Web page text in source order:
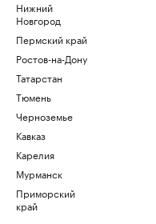
Нижний
Новгород
Пермский край
Ростов-на-Дону
Татарстан
Тюмень
Черноземье
Кавказ
Карелия
Мурманск
Приморский
край